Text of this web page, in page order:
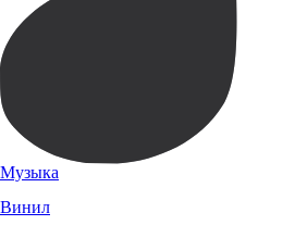
Музыка
Винил